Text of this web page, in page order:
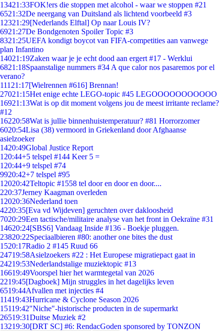
13421:33FOK!ers die stoppen met alcohol - waar we stoppen #21
6521:32De neergang van Duitsland als lichtend voorbeeld #3
12321:29[Nederlands Elftal] Op naar Louis IV?
6921:27De Bondgenoten Spoiler Topic #3
8321:25UEFA kondigt boycot van FIFA-competities aan vanwege
plan Infantino
14021:19Zaken waar je je echt dood aan ergert #17 - Werklui
6821:18Spaanstalige nummers #34 A que calor nos pasaremos por el
verano?
111 21:17[Wielrennen #616] Brennan!
27021:15Het enige echte LEGO-topic #45 LEGOOOOOOOOOOO
16921:13Wat is op dit moment volgens jou de meest irritante reclame?
#12
16220:58Wat is jullie binnenhuistemperatuur? #81 Horrorzomer
6020:54Lisa (38) vermoord in Griekenland door Afghaanse
asielzoeker
1420:49Global Justice Report
1 20:44+5 telspel #144 Keer 5 =
1 20:44+9 telspel #74
9920:42+7 telspel #95
12020:42Teltopic #1558 tel door en door en door....
220:37Jerney Kaagman overleden
12020:36Nederland toen
4220:35[Eva vd Wijdeven] geruchten over dakloosheid
7020:29Een tactische/militaire analyse van het front in Oekraïne #31
14620:24[SBS6] Vandaag Inside #136 - Boekje pluggen.
23820:22Speciaalbieren #80: another one bites the dust
1520:17Radio 2 #145 Ruud 66
24719:58Asielzoekers #22 : Het Europese migratiepact gaat in
24219:53Nederlandstalige muziektopic #13
16619:49Voorspel hier het warmtegetal van 2026
2219:45[Dagboek] Mijn struggles in het dagelijks leven
6519:44Afvallen met injecties #4
11419:43Hurricane & Cyclone Season 2026
15119:42"Niche"-historische producten in de supermarkt
26519:31Duitse Muziek #2
13219:30[DRT SC] #6: RendacGoden sponsored by TONZON